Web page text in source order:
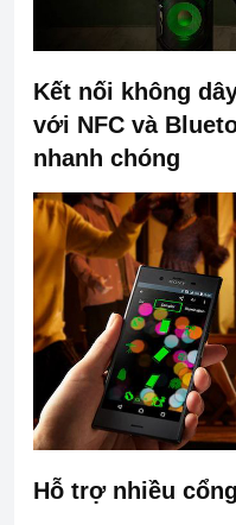
Kết nối không
với NFC và
nhanh chóng
Hỗ trợ nhiều